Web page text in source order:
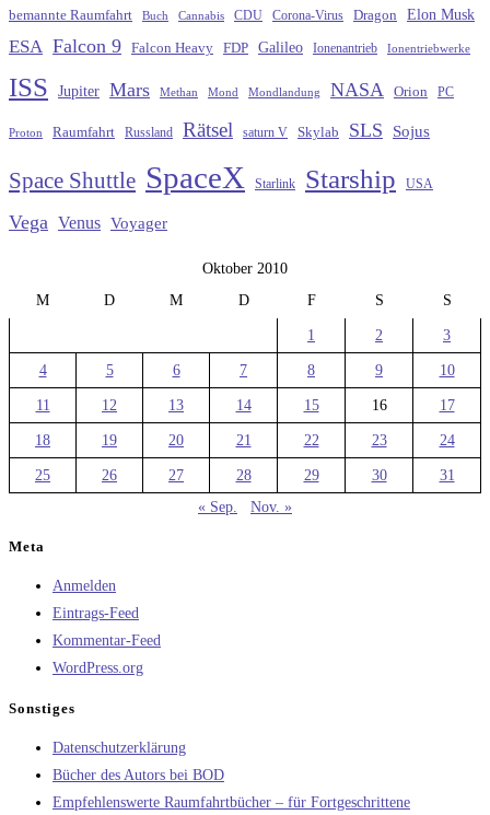
bemannte Raumfahrt Buch Cannabis CDU Corona-Virus Dragon Elon Musk
ESA Falcon 9 Falcon Heavy FDP Galileo Ionenantrieb Ionentriebwerke
ISS Jupiter Mars Methan Mond Mondlandung NASA Orion PC
Proton Raumfahrt Russland Rätsel saturn V Skylab SLS Sojus
Space Shuttle SpaceX Starlink Starship USA
Vega Venus Voyager
Oktober 2010
M
D M D F S S
1 2 3
4 5 6 7 8 9 10
11 12 13 14 15 16 17
18 19 20 21 22 23 24
25 26 27 28 29 30
31
« Sep.
Nov. »
Meta
Anmelden
Eintrags-Feed
Kommentar-Feed
WordPress.org
Sonstiges
Datenschutzerklärung
Bücher des Autors bei BOD
Empfehlenswerte Raumfahrtbücher – für Fortgeschrittene